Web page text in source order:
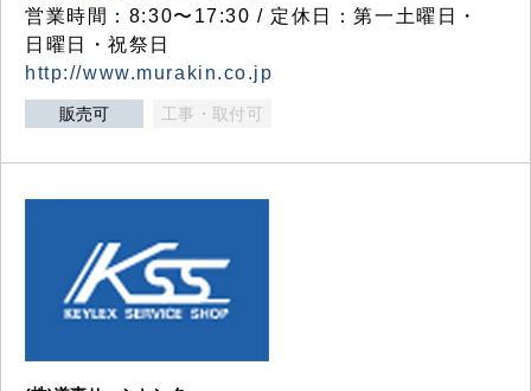
営業時間：8:30〜17:30 / 定休日：第一土曜日・
日曜日・祝祭日
http://www.murakin.co.jp
販売可 工事・取付可